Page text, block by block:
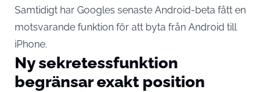
Samtidigt har Googles senaste Android-beta fått en
motsvarande funktion för att byta från Android till
iPhone.
Ny sekretessfunktion
begränsar exakt position